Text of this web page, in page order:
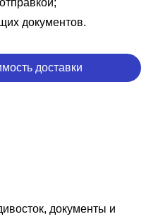
документов.
доставки
документы и